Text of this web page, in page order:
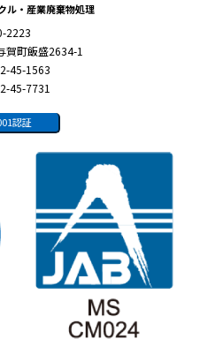
ル・産業廃棄物処理
2223
賀町飯盛2634-1
45-1563
45-7731
認証